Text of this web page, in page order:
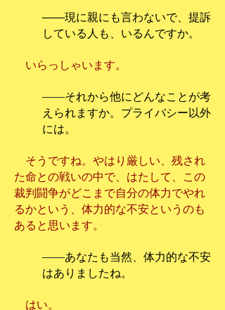
――現に親にも言わないで、提訴
している人も、いるんですか。
いらっしゃいます。
――それから他にどんなことが考
えられますか。プライバシー以外
には。
そうですね。やはり厳しい、残され
た命との戦いの中で、はたして、この
裁判闘争がどこまで自分の体力でやれ
るかという、体力的な不安というのも
あると思います。
――あなたも当然、体力的な不安
はありましたね。
はい。